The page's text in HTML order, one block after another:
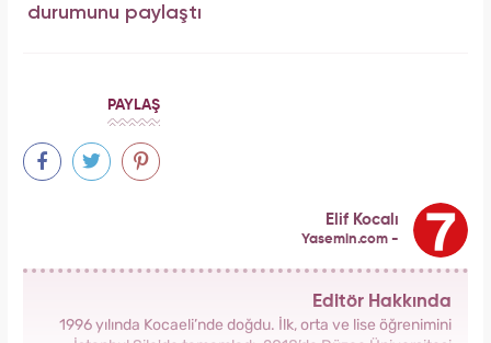
durumunu paylaştı
PAYLAŞ
Elif Kocalı
Yasemin.com -
Editör Hakkında
1996 yılında Kocaeli’nde doğdu. İlk, orta ve lise öğrenimini